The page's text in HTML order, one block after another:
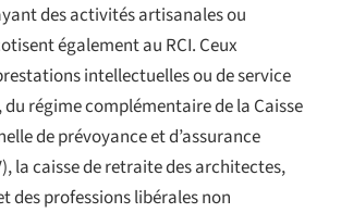
des activités artisanales ou
également au RCI. Ceux
intellectuelles ou de service
régime complémentaire de la Caisse
de prévoyance et d’assurance
la caisse de retraite des architectes,
des professions libérales non